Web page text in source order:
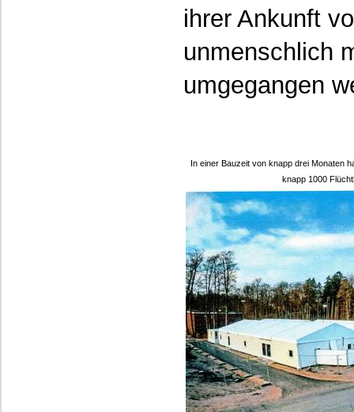
ihrer Ankunft
unmenschlich
umgegangen
In einer Bauzeit von knapp drei Monaten
knapp 1000